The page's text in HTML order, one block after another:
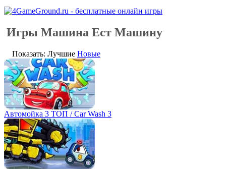
Игры Машина Ест Машину
Показать: Лучшие Новые
Автомойка 3 ТОП / Car Wash 3